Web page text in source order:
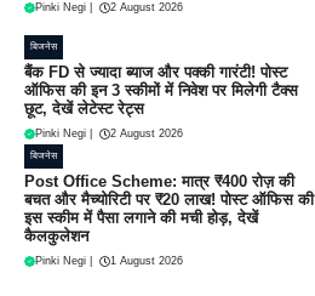
Pinki Negi 2 August 2026
बिजनेस
बैंक FD से ज्यादा ब्याज और पक्की गारंटी! पोस्ट
ऑफिस की इन 3 स्कीमों में निवेश पर मिलेगी टैक्स
छूट, देखें लेटेस्ट रेट्स
Pinki Negi 2 August 2026
बिजनेस
Post Office Scheme: मात्र ₹400 रोज़ की
बचत और मैच्योरिटी पर ₹20 लाख! पोस्ट ऑफिस की
इस स्कीम में पैसा लगाने की मची होड़, देखें
कैलकुलेशन
Pinki Negi 1 August 2026